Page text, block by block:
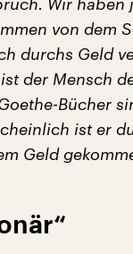
von dem
durchs Geld
der Mensch
Bücher
ist er
Geld